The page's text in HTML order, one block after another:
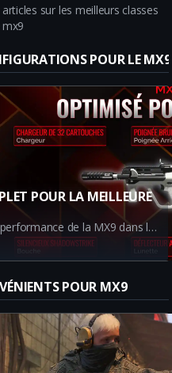
sur les meilleurs classes
POUR LE MX9
POUR LA MEILLEURE
Découvrez comment optimiser la performance de la MX9 dans la Battle Royale d'Urzikstan. Ce guide offre un aperçu détaillé des meilleurs accessoires à utiliser pour transformer cette SMG de tier B en une véritable menace sur le champ de bataille.
POUR MX9